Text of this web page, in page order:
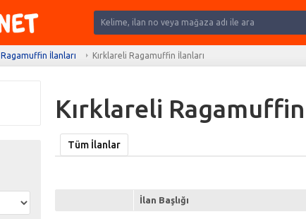
Ragamuffin İlanları Kırklareli Ragamuffin İlanları
Kırklareli
Tüm İlanlar
İlan Başlığı